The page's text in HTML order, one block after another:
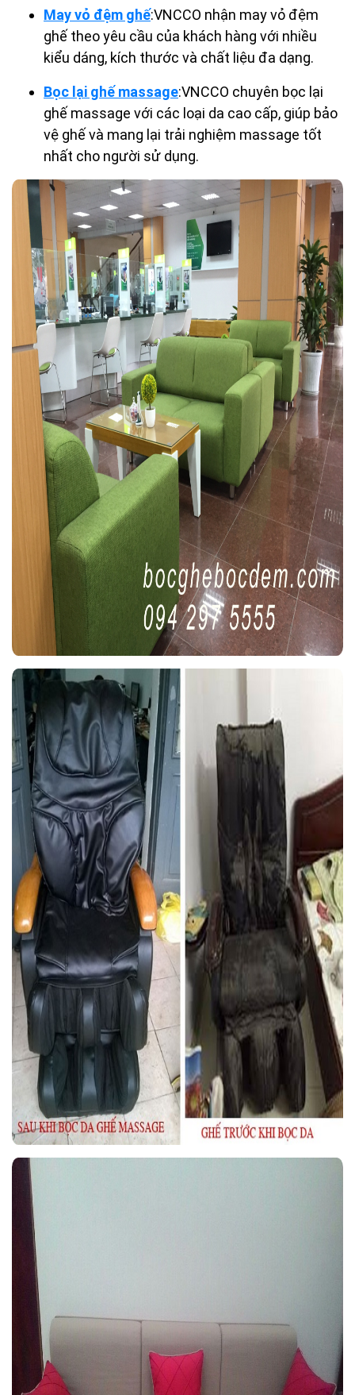
May vỏ đệm ghế:VNCCO nhận may vỏ đệm
ghế theo yêu cầu của khách hàng với nhiều
kiểu dáng, kích thước và chất liệu đa dạng.
Bọc lại ghế massage:VNCCO chuyên bọc lại
ghế massage với các loại da cao cấp, giúp bảo
vệ ghế và mang lại trải nghiệm massage tốt
nhất cho người sử dụng.